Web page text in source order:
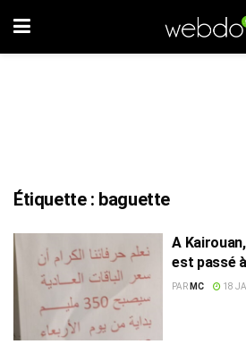
Étiquette : baguette
A
est passé
certaines
PAR MC 18